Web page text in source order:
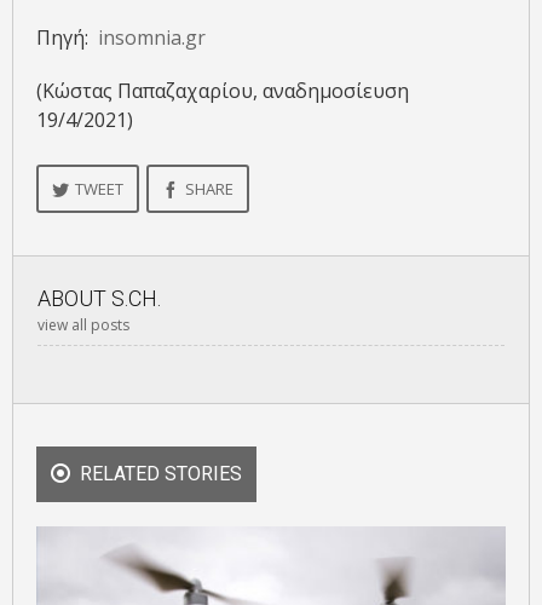
Πηγή: insomnia.gr
(Κώστας Παπαζαχαρίου, αναδημοσίευση
19/4/2021)
TWEET SHARE
ABOUT S.CH.
view all posts
RELATED STORIES